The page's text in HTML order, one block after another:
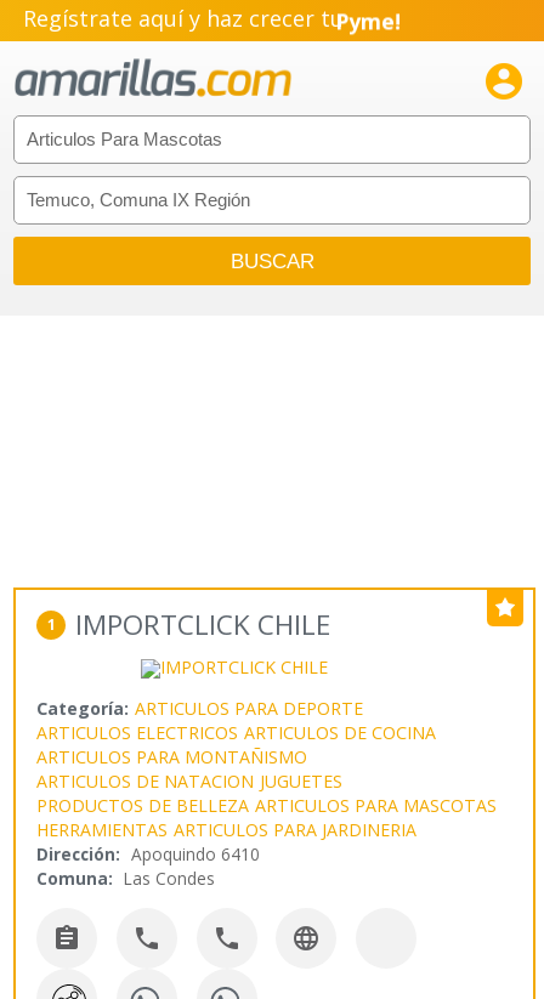
Regístrate aquí y haz crecer tuPyme!
Emprendimiento!

1 IMPORTCLICK CHILE
Categoría: ARTICULOS PARA DEPORTE
ARTICULOS ELECTRICOS ARTICULOS DE COCINA
ARTICULOS PARA MONTAÑISMO
ARTICULOS DE NATACION JUGUETES
PRODUCTOS DE BELLEZA ARTICULOS PARA MASCOTAS
HERRAMIENTAS ARTICULOS PARA JARDINERIA
Dirección: Apoquindo 6410
Comuna: Las Condes
   